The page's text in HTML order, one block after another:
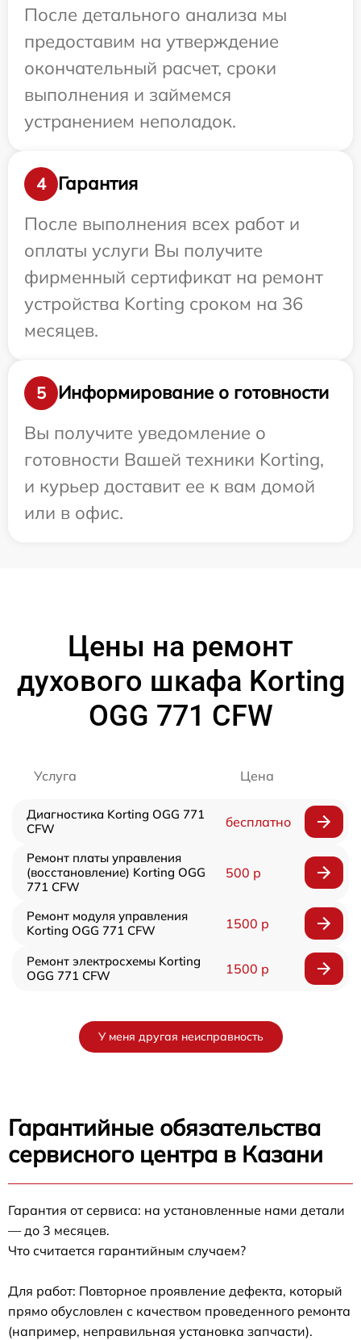
После детального анализа мы
предоставим на утверждение
окончательный расчет, сроки
выполнения и займемся
устранением неполадок.
4
Гарантия
После выполнения всех работ и
оплаты услуги Вы получите
фирменный сертификат на ремонт
устройства Korting сроком на 36
месяцев.
5
Информирование о готовности
Вы получите уведомление о
готовности Вашей техники Korting,
и курьер доставит ее к вам домой
или в офис.
Цены на ремонт
духового шкафа Korting
OGG 771 CFW
Услуга Цена
Диагностика Korting OGG 771
CFW
бесплатно
Ремонт платы управления
(восстановление) Korting OGG
771 CFW
500 р
Ремонт модуля управления
Korting OGG 771 CFW
1500 р
Ремонт электросхемы Korting
OGG 771 CFW
1500 р
У меня другая неисправность
Гарантийные обязательства
сервисного центра в Казани
Гарантия от сервиса: на установленные нами детали
— до 3 месяцев.
Что считается гарантийным случаем?
Для работ: Повторное проявление дефекта, который
прямо обусловлен с качеством проведенного ремонта
(например, неправильная установка запчасти).